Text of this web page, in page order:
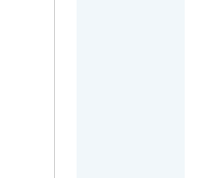
サウンド制作に長
ストリーマー事業
先方が関わるサウ
サウンドデザイナ